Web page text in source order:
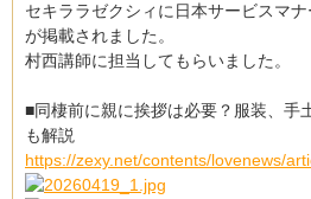
セキララゼクシィに日本サービスマ
が掲載されました。
村西講師に担当してもらいました。
■同棲前に親に挨拶は必要？服装、手
も解説
https://zexy.net/contents/lovenews/